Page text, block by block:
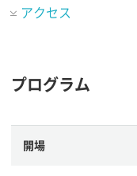
アクセス
プログラム
開場